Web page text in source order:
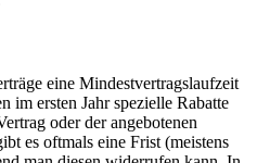
eine Mindestvertragslaufzeit
im ersten Jahr spezielle Rabatte
oder der angebotenen
es oftmals eine Frist (meistens